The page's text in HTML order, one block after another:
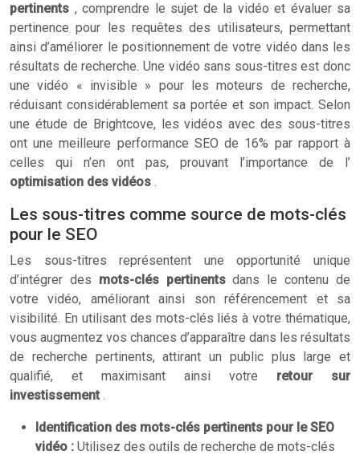
pertinents , comprendre le sujet de la vidéo et évaluer sa
pertinence pour les requêtes des utilisateurs, permettant
ainsi d’améliorer le positionnement de votre vidéo dans les
résultats de recherche. Une vidéo sans sous-titres est donc
une vidéo « invisible » pour les moteurs de recherche,
réduisant considérablement sa portée et son impact. Selon
une étude de Brightcove, les vidéos avec des sous-titres
ont une meilleure performance SEO de 16% par rapport à
celles qui n’en ont pas, prouvant l’importance de l’
optimisation des vidéos .
Les sous-titres comme source de mots-clés
pour le SEO
Les sous-titres représentent une opportunité unique
d’intégrer des mots-clés pertinentsdans le contenu de
votre vidéo, améliorant ainsi son référencement et sa
visibilité. En utilisant des mots-clés liés à votre thématique,
vous augmentez vos chances d’apparaître dans les résultats
de recherche pertinents, attirant un public plus large et
qualifié, et maximisant ainsi votre retour sur
investissement .
Identification des mots-clés pertinents pour le SEO
vidéo : Utilisez des outils de recherche de mots-clés